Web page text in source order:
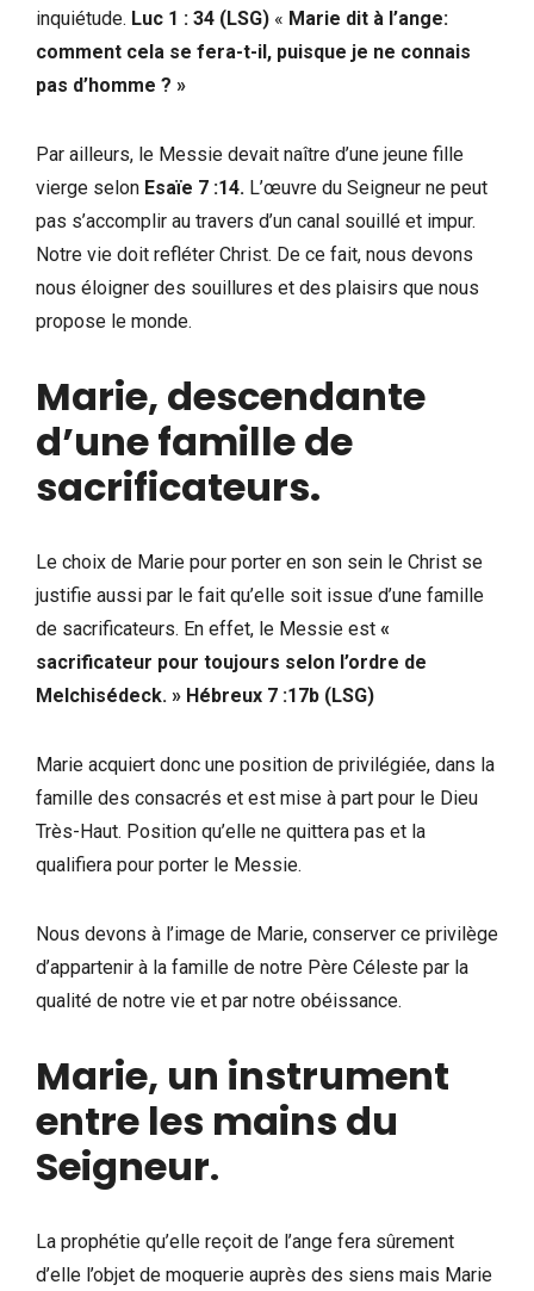
inquiétude. Luc 1 : 34 (LSG) « Marie dit à l’ange:
comment cela se fera-t-il, puisque je ne connais
pas d’homme ? »
Par ailleurs, le Messie devait naître d’une jeune fille
vierge selon Esaïe 7 :14. L’œuvre du Seigneur ne peut
pas s’accomplir au travers d’un canal souillé et impur.
Notre vie doit refléter Christ. De ce fait, nous devons
nous éloigner des souillures et des plaisirs que nous
propose le monde.
Marie, descendante
d’une famille de
sacrificateurs.
Le choix de Marie pour porter en son sein le Christ se
justifie aussi par le fait qu’elle soit issue d’une famille
de sacrificateurs. En effet, le Messie est «
sacrificateur pour toujours selon l’ordre de
Melchisédeck. » Hébreux 7 :17b (LSG)
Marie acquiert donc une position de privilégiée, dans la
famille des consacrés et est mise à part pour le Dieu
Très-Haut. Position qu’elle ne quittera pas et la
qualifiera pour porter le Messie.
Nous devons à l’image de Marie, conserver ce privilège
d’appartenir à la famille de notre Père Céleste par la
qualité de notre vie et par notre obéissance.
Marie, un instrument
entre les mains du
Seigneur.
La prophétie qu’elle reçoit de l’ange fera sûrement
d’elle l’objet de moquerie auprès des siens mais Marie